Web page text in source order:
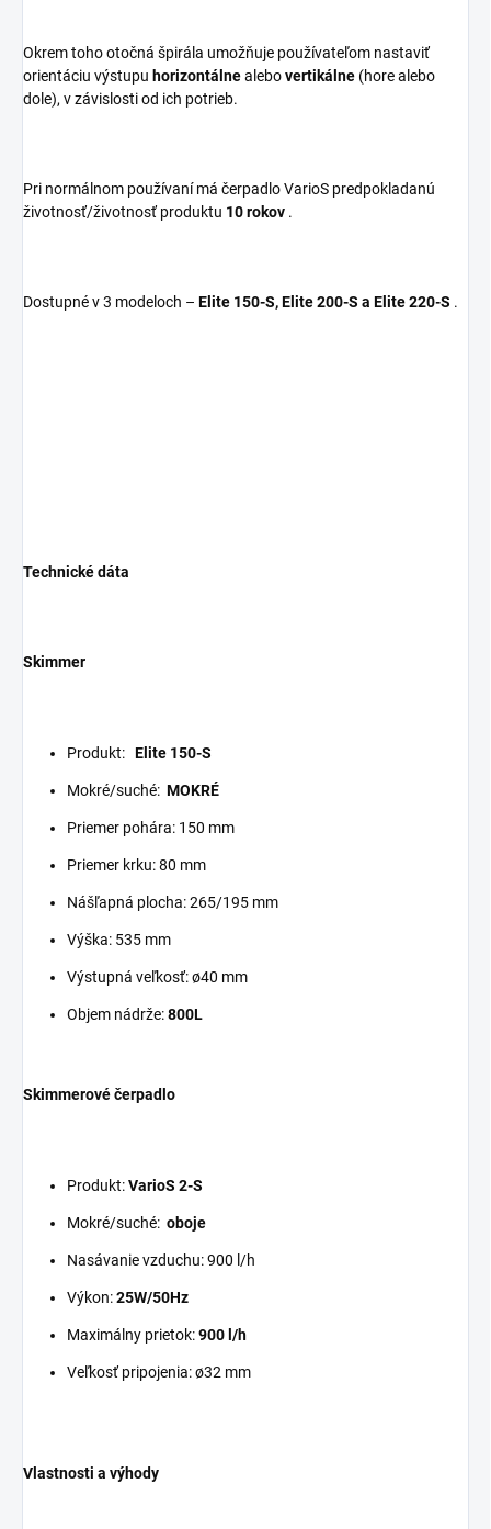
Okrem toho otočná špirála umožňuje používateľom nastaviť
orientáciu výstupu horizontálnealebovertikálne (hore alebo
dole), v závislosti od ich potrieb.
Pri normálnom používaní má čerpadlo VarioS predpokladanú
životnosť/životnosť produktu 10 rokov .
Dostupné v 3 modeloch – Elite 150-S, Elite 200-S a Elite 220-S .
Technické dáta
Skimmer
Produkt: Elite 150-S
Mokré/suché: MOKRÉ
Priemer pohára: 150 mm
Priemer krku: 80 mm
Nášľapná plocha: 265/195 mm
Výška: 535 mm
Výstupná veľkosť: ø40 mm
Objem nádrže:800L
Skimmerové čerpadlo
Produkt:VarioS 2-S
Mokré/suché: oboje
Nasávanie vzduchu: 900 l/h
Výkon:25W/50Hz
Maximálny prietok:900 l/h
Veľkosť pripojenia: ø32 mm
Vlastnosti a výhody